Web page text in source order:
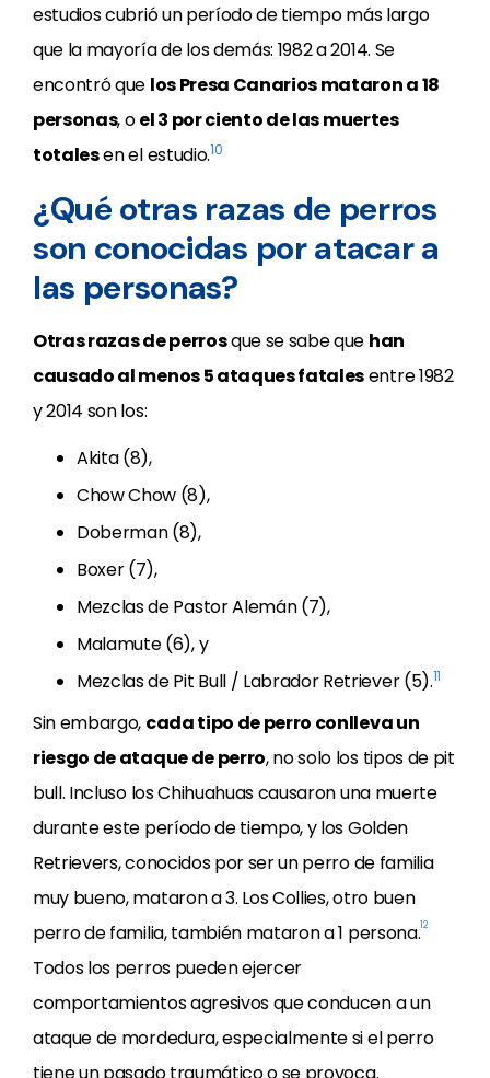
estudios cubrió un período de tiempo más largo
que la mayoría de los demás: 1982 a 2014. Se
encontró que los Presa Canarios mataron a 18
personas, oel 3 por ciento de las muertes
totalesen el estudio.10
¿Qué otras razas de perros
son conocidas por atacar a
las personas?
Otras razas de perrosque se sabe que han
causado al menos 5 ataques fatalesentre 1982
y 2014 son los:
Akita (8),
Chow Chow (8),
Doberman (8),
Boxer (7),
Mezclas de Pastor Alemán (7),
Malamute (6), y
Mezclas de Pit Bull / Labrador Retriever (5).11
Sin embargo, cada tipo de perro conlleva un
riesgo de ataque de perro, no solo los tipos de pit
bull. Incluso los Chihuahuas causaron una muerte
durante este período de tiempo, y los Golden
Retrievers, conocidos por ser un perro de familia
muy bueno, mataron a 3. Los Collies, otro buen
perro de familia, también mataron a 1 persona.12
Todos los perros pueden ejercer
comportamientos agresivos que conducen a un
ataque de mordedura, especialmente si el perro